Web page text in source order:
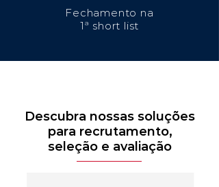
Fechamento na
1ª short list
Descubra nossas soluções
para recrutamento,
seleção e avaliação